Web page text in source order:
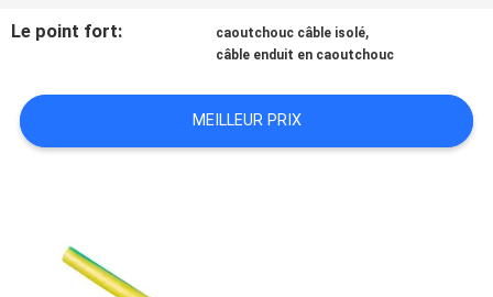
CONTRÔLE
LA
QUALITÉ
NOUVELLES
Le point fort: caoutchouc câble isolé,
câble enduit en caoutchouc
MEILLEUR PRIX